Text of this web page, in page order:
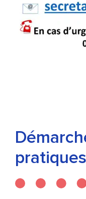
pratiques